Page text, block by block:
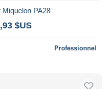
Miquelon PA28
$US
Professionnel